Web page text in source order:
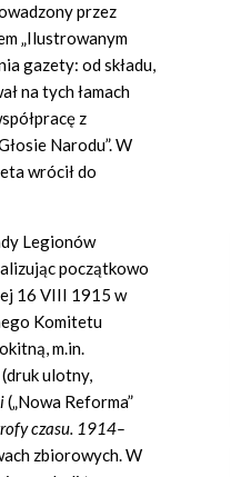
przez
„Ilustrowanym
gazety: od składu,
na tych łamach
z
Narodu”. W
wrócił do
Legionów
początkowo
16 VIII 1915 w
Komitetu
m.in.
(druk ulotny,
(„Nowa Reforma”
czasu. 1914–
zbiorowych. W